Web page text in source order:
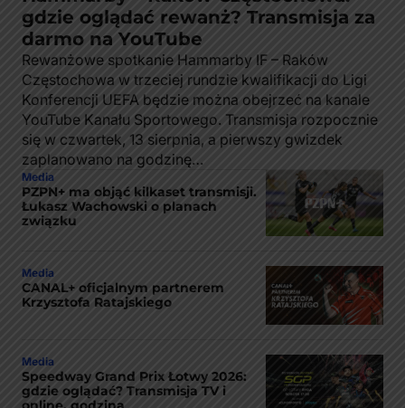
gdzie oglądać rewanż? Transmisja za
darmo na YouTube
Rewanżowe spotkanie Hammarby IF – Raków
Częstochowa w trzeciej rundzie kwalifikacji do Ligi
Konferencji UEFA będzie można obejrzeć na kanale
YouTube Kanału Sportowego. Transmisja rozpocznie
się w czwartek, 13 sierpnia, a pierwszy gwizdek
zaplanowano na godzinę…
Media
PZPN+ ma objąć kilkaset transmisji.
Łukasz Wachowski o planach
związku
Media
CANAL+ oficjalnym partnerem
Krzysztofa Ratajskiego
Media
Speedway Grand Prix Łotwy 2026:
gdzie oglądać? Transmisja TV i